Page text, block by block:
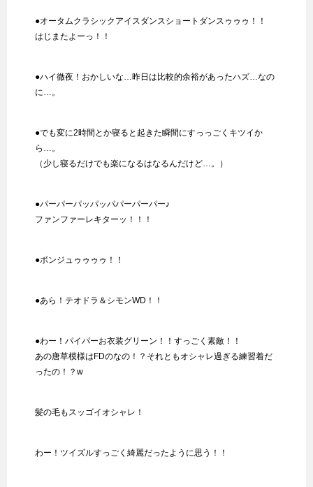
●オータムクラシックアイスダンスショートダンスゥゥゥ！！
はじまたよーっ！！
●ハイ徹夜！おかしいな…昨日は比較的余裕があったハズ…なの
に…。
●でも変に2時間とか寝ると起きた瞬間にすっっごくキツイか
ら…。
（少し寝るだけでも楽になるはなるんだけど…。）
●パーパーパッパッパパーパーパー♪
ファンファーレキターッ！！！
●ボンジュゥゥゥゥ！！
●あら！テオドラ＆シモンWD！！
●わー！パイパーお衣装グリーン！！すっごく素敵！！
あの唐草模様はFDのなの！？それともオシャレ過ぎる練習着だ
ったの！？w
髪の毛もスッゴイオシャレ！
わー！ツイズルすっごく綺麗だったように思う！！